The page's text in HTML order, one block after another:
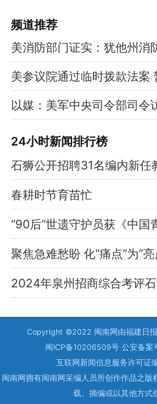
频道推荐
美消防部门证实：犹他州消
美参议院通过临时拨款法案
以媒：美军中央司令部司令
24小时新闻排行榜
石狮公开招聘31名编内新任
春耕时节育苗忙
“90后”世遗守护员获《中国
2024年泉州招商综合考评
Copyright ©2022 闽南网由福建日
闽ICP备10206509号 公安备
互联网新闻信息服务许可证
闽南网拥有闽南网采编人员所创作作品之
载、摘编或以其他方式